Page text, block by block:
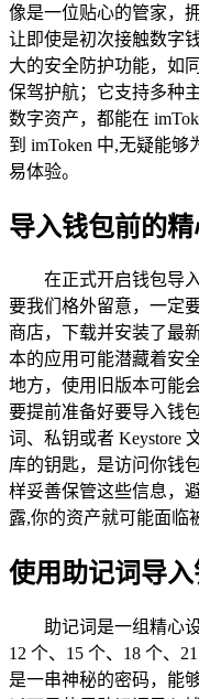
像是一位贴心的管家，
让即使是初次接触数字
大的安全防护功能，如
保驾护航；它支持多种
数字资产，都能在
到 imToken 中,无疑能
易体验。
导入钱包前的
在正式开启钱包导
要我们格外留意，一定
商店，下载并安装了最
本的应用可能潜藏着安
地方，使用旧版本可能
要提前准备好要导入钱
词、私钥或者 Keystore
库的钥匙，是访问你钱
样妥善保管这些信息，
露,你的资产就可能面临
使用助记词导
助记词是一组精心
12 个、15 个、18 个、
是一串神秘的密码，能